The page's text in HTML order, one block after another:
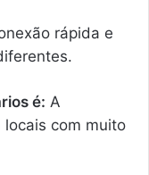
rápida e
é: A
com muito